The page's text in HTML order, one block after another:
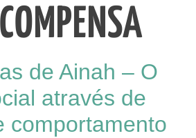
de Ainah – O
através de
comportamento